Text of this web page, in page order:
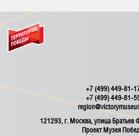
+7 (499) 449-81-
+7 (499) 449-81-
121293, г. Москва, улица Братьев
Проект Музея